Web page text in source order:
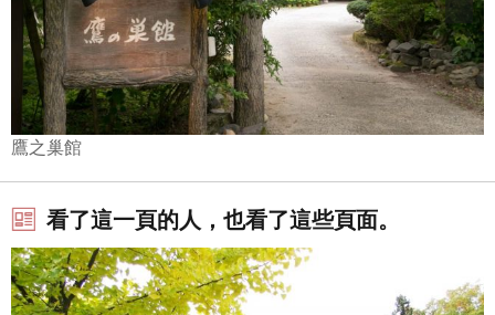
鷹之巢館
看了這一頁的人，也看了這些頁面。